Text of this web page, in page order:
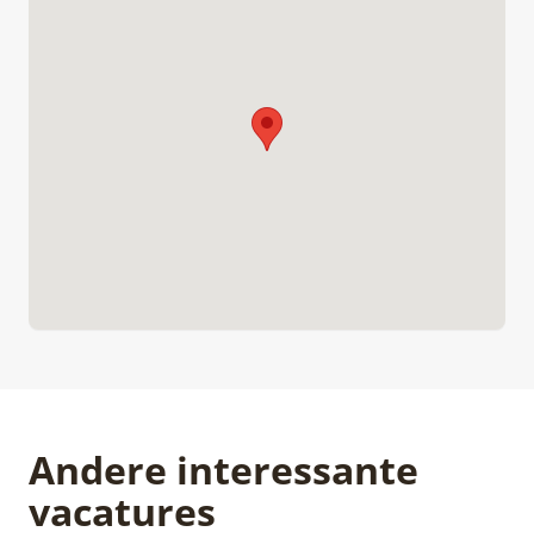
Andere interessante
vacatures